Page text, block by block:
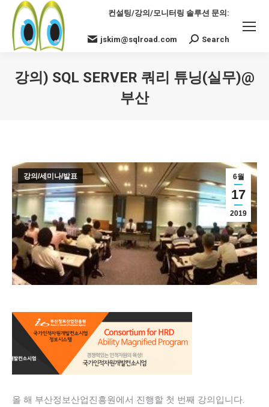
컨설팅/강의/모니터링 솔루션 문의:
jskim@sqlroad.com Search:
Search
강의) SQL SERVER 쿼리 튜닝(실무)@
부산
6월
17
2019
강의/세미나/발표
올 해 부산정보산업진흥원에서 진행할 첫 번째 강의입니다.